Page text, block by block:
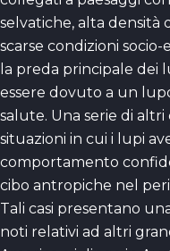
selvatiche, alta densità
scarse condizioni
la preda principale dei
essere dovuto a un
salute. Una serie di altri
situazioni in cui i lupi
comportamento
cibo antropiche nel
Tali casi presentano
noti relativi ad altri